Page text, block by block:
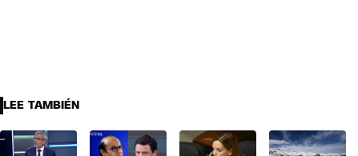
LEE TAMBIÉN